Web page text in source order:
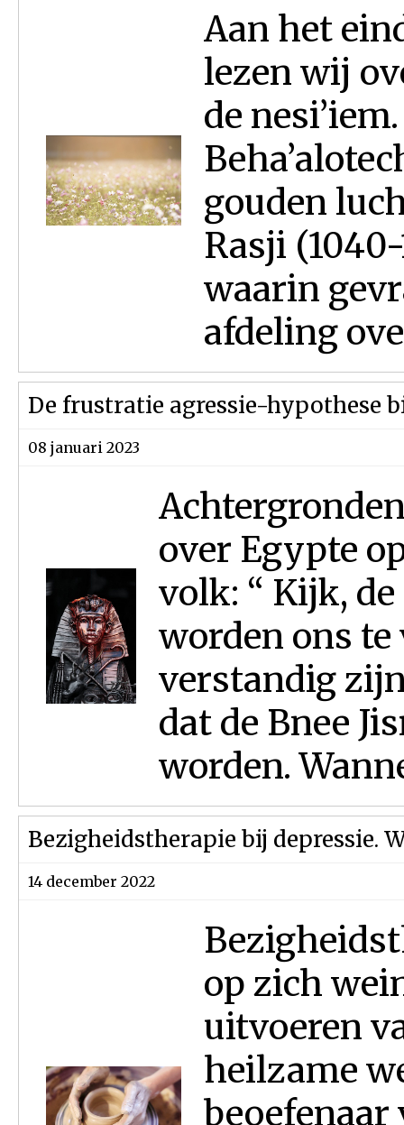
Aan het
lezen wij
de
gouden
Rasji
waarin
afdeling
De frustratie agressie-hypothese
08 januari 2023
over Egypte
volk: “ Kijk, de
worden ons te
verstandig
dat de Bnee
worden.
Bezigheidstherapie bij depressie.
14 december 2022
op zich
uitvoeren
heilzame
beoefenaar